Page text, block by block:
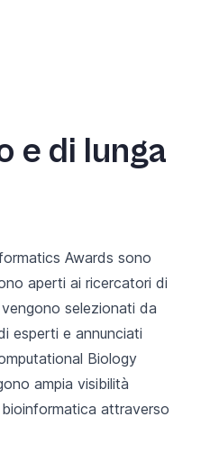
e di lunga
Awards sono
aperti ai ricercatori di
selezionati da
esperti e annunciati
Biology
ampia visibilità
attraverso